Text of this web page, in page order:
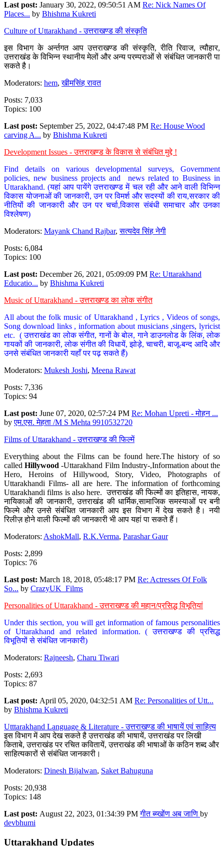
Last post: January 30, 2022, 09:50:51 AM Re: Nick Names Of
Places... by Bhishma Kukreti
Culture of Uttarakhand - उत्तराखण्ड की संस्कृति
इस विभाग के अर्न्तगत आप उत्तराखण्ड की संस्कृति, रीति रिवाज, त्यौहार,
उत्तराखंड के विभिन्न स्थानीय मेलों और अन्य परम्पराओं से संबंधित जानकारी पा
सकते है।
Moderators: hem,खीमसिंह रावत
Posts: 7,033
Topics: 100
Last post: September 25, 2022, 04:47:48 PM Re: House Wood
carving A... by Bhishma Kukreti
Development Issues - उत्तराखण्ड के विकास से संबंधित मुद्दे !
Find details on various developmental surveys, Government
policies, new business projects and news related to Business in
Uttarakhand. (यहां आप पायेंगे उत्तराखण्ड में चल रही और आने वाली विभिन्न
विकास योजनाओं की जानकारी, उन पर विमर्श और सदस्यों की राय,सरकार की
नीतियों की जानकारी और उन पर चर्चा,विकास संबंधी समाचार और उनका
विश्लेषण)
Moderators: Mayank Chand Rajbar,सत्यदेव सिंह नेगी
Posts: 6,084
Topics: 100
Last post: December 26, 2021, 05:09:09 PM Re: Uttarakhand
Educatio... by Bhishma Kukreti
Music of Uttarakhand - उत्तराखण्ड का लोक संगीत
All about the folk music of Uttarakhand , Lyrics , Videos of songs,
Song download links , information about musicians ,singers, lyricist
etc. ( उत्तराखंड का लोक संगीत, गानों के बोल, गाने डाउनलोड के लिंक, लोक
गायकों की जानकारी, लोक संगीत की विधायें, झोड़े, चाचरी, बाजू-बन्द आदि और
उनसे संबंधित जानकारी यहाँ पर पढ़ सकते हैं)
Moderators: Mukesh Joshi, Meena Rawat
Posts: 7,336
Topics: 94
Last post: June 07, 2020, 02:57:24 PM Re: Mohan Upreti - मोहन ...
byएम.एस. मेहता /M S Mehta 9910532720
Films of Uttarakhand - उत्तराखण्ड की फिल्में
Everything about the Films can be found here.The history of so
calledHillywood-Uttarakhand Film Industry-,Information about the
Hero, Heroins of Hillywood, Story, Video, Photographs of
Uttarakhandi Films- all are here. The information of forthcoming
Uttarakhandi films is also here. उत्तराखंड की फिल्मों का इतिहास, नायक,
नायिकाओं की जानकारी, उत्तराखंड की धार्मिक,सामाजिक समस्याओं पर बनी
फिल्मे और उनसे संबंधित जानकारी आप इस विभाग में देख सकते है। नयी
रिलीज़ होने वाली फिल्मों की जानकारी भी आप यहां पा सकते हैं।
Moderators: AshokMall, R.K.Verma, Parashar Gaur
Posts: 2,899
Topics: 76
Last post: March 18, 2018, 05:48:17 PM Re: Actresses Of Folk
So... by CrazyUK_Films
Personalities of Uttarakhand - उत्तराखण्ड की महान/प्रसिद्ध विभूतियां
Under this section, you will get information of famous personalities
of Uttarakhand and related information. ( उत्तराखण्ड की प्रसिद्ध
विभूतियों से संबंधित जानकारी)
Moderators: Rajneesh, Charu Tiwari
Posts: 2,693
Topics: 87
Last post: April 05, 2020, 04:32:51 AM Re: Personalities of Utt...
by Bhishma Kukreti
Utttarakhand Language & Literature - उत्तराखण्ड की भाषायें एवं साहित्य
इस विभाग में आप देख सकते है उत्तराखंड की भाषायें, उत्तराखंड पर लिखी
किताबे, उत्तराखंड पर रचित कवितायें, उत्तराखंड की भाषाओं के कठिन शब्द और
साहित्यकारों से संबंधित जानकारी।
Moderators: Dinesh Bijalwan, Saket Bahuguna
Posts: 20,938
Topics: 148
Last post: August 22, 2023, 01:34:39 PMगीत ब्य्खोंण अब जाणि by
devbhumi
Uttarakhand Updates